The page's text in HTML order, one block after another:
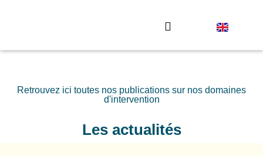
Retrouvez ici toutes nos publications sur nos domaines
d'intervention
Les actualités